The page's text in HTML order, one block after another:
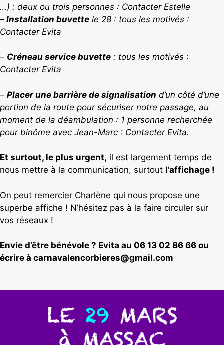
…) : deux ou trois personnes : Contacter Estelle
– Installation buvette le 28 : tous les motivés :
Contacter Evita
– Créneau service buvette : tous les motivés :
Contacter Evita
– Placer une barrière de signalisation d’un côté d’une
portion de la route pour sécuriser notre passage, au
moment de la déambulation : 1 personne recherchée
pour binôme avec Jean-Marc : Contacter Evita.
Et surtout, le plus urgent, il est largement temps de
nous mettre à la communication, surtout l’affichage !
On peut remercier Charlène qui nous propose une
superbe affiche ! N’hésitez pas à la faire circuler sur
vos réseaux !
Envie d’être bénévole ? Evita au 06 13 02 86 66 ou
écrire à carnavalencorbieres@gmail.com